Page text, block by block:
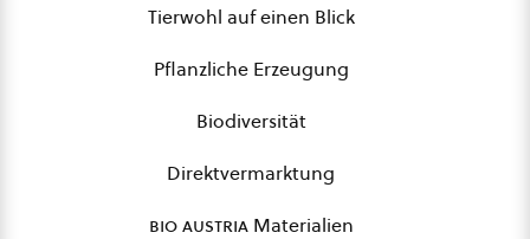
Tierwohl auf einen Blick
Pflanzliche Erzeugung
Biodiversität
Direktvermarktung
bio austriaMaterialien